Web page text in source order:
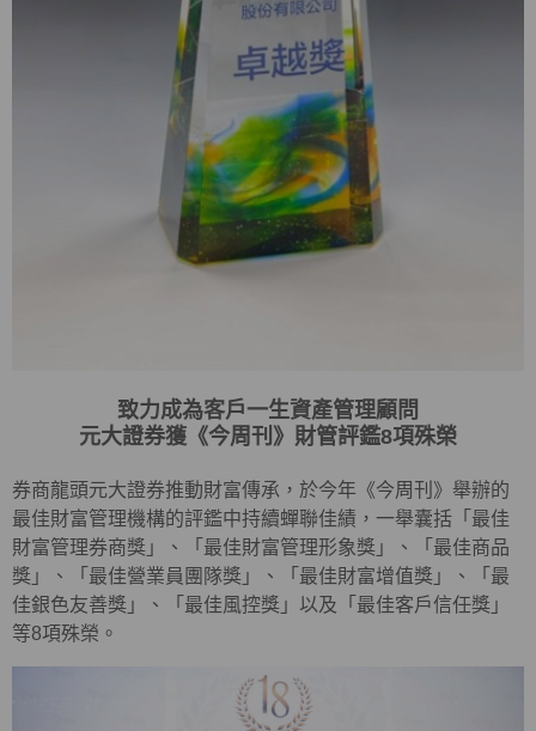
致力成為客戶一生資產管理顧問
元大證券獲《今周刊》財管評鑑8項殊榮
券商龍頭元大證券推動財富傳承，於今年《今周刊》舉辦的
最佳財富管理機構的評鑑中持續蟬聯佳績，一舉囊括「最佳
財富管理券商獎」、「最佳財富管理形象獎」、「最佳商品
獎」、「最佳營業員團隊獎」、「最佳財富增值獎」、「最
佳銀色友善獎」、「最佳風控獎」以及「最佳客戶信任獎」
等8項殊榮。